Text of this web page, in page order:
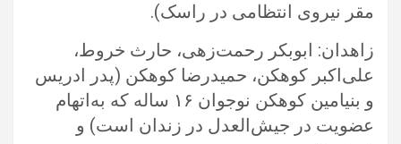
مقر نیروی انتظامی در راسک).‏
زاهدان: ابوبکر رحمت‌زهی، حارث خروط،
علی‌اکبر کوهکن، حمیدرضا کوهکن (پدر ادریس
و بنیامین کوهکن نوجوان ۱۶ ساله که به‌اتهام
عضویت ‏در جیش‌العدل در زندان است) و